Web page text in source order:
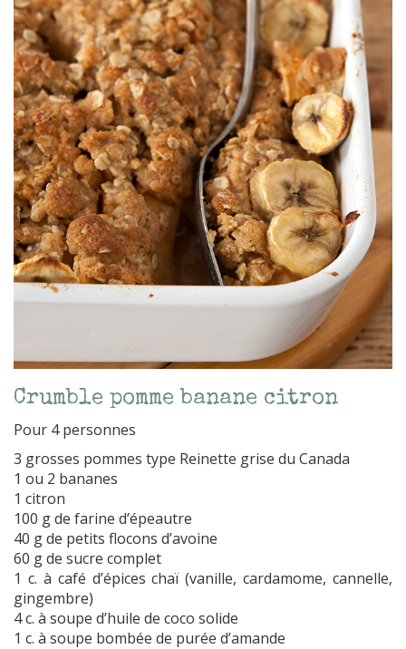
Crumble pomme banane citron
Pour 4 personnes
3 grosses pommes type Reinette grise du Canada
1 ou 2 bananes
1 citron
100 g de farine d’épeautre
40 g de petits flocons d’avoine
60 g de sucre complet
1 c. à café d’épices chaï (vanille, cardamome, cannelle,
gingembre)
4 c. à soupe d’huile de coco solide
1 c. à soupe bombée de purée d’amande